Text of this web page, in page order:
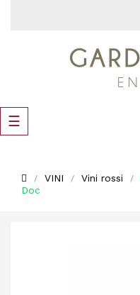
navigazione
Toggle
☰
VINI Vini rossi
Doc